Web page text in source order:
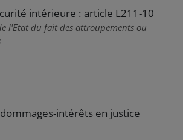
intérieure : article L211-10
l'Etat du fait des attroupements ou
intérêts en justice